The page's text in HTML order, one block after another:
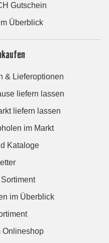
Gutschein
Überblick
& Lieferoptionen
liefern lassen
liefern lassen
im Markt
Kataloge
im Überblick
Onlineshop